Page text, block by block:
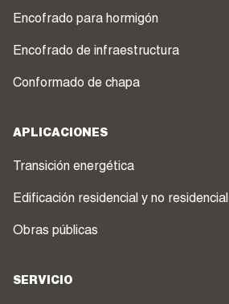
Encofrado para hormigón
Encofrado de infraestructura
Conformado de chapa
APLICACIONES
Transición energética
Edificación residencial y no residencial
Obras públicas
SERVICIO